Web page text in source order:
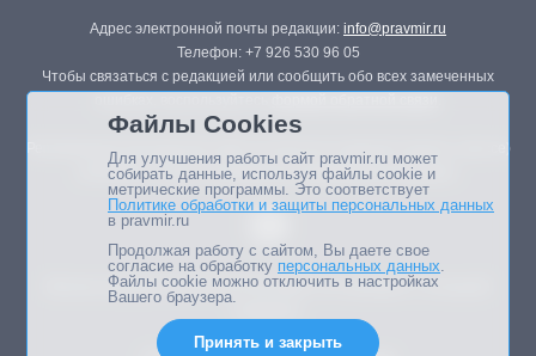
Адрес электронной почты редакции: info@pravmir.ru
Телефон: +7 926 530 96 05
Чтобы связаться с редакцией или сообщить обо всех замеченных
Републикация материалов сайта в печатных изданиях (книгах, прессе)
возможна только с письменного разрешения редакции.
Мнение авторов статей портала может не совпадать с позицией
Файлы Cookies
Для улучшения работы сайт pravmir.ru может
собирать данные, используя файлы cookie и
метрические программы. Это соответствует
Политике обработки и защиты персональных данных
в pravmir.ru
Продолжая работу с сайтом, Вы даете свое
согласие на обработку персональных данных.
Файлы cookie можно отключить в настройках
Вашего браузера.
Принять и закрыть